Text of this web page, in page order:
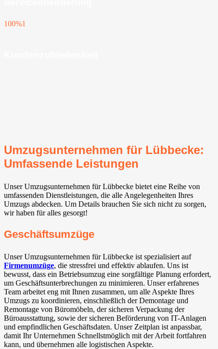
100%1
Umzugsunternehmen für Lübbecke:
Umfassende Leistungen
Unser Umzugsunternehmen für Lübbecke bietet eine Reihe von
umfassenden Dienstleistungen, die alle Angelegenheiten Ihres
Umzugs abdecken. Um Details brauchen Sie sich nicht zu sorgen,
wir haben für alles gesorgt!
Geschäftsumzüge
Unser Umzugsunternehmen für Lübbecke ist spezialisiert auf
Firmenumzüge, die stressfrei und effektiv ablaufen. Uns ist
bewusst, dass ein Betriebsumzug eine sorgfältige Planung erfordert,
um Geschäftsunterbrechungen zu minimieren. Unser erfahrenes
Team arbeitet eng mit Ihnen zusammen, um alle Aspekte Ihres
Umzugs zu koordinieren, einschließlich der Demontage und
Remontage von Büromöbeln, der sicheren Verpackung der
Büroausstattung, sowie der sicheren Beförderung von IT-Anlagen
und empfindlichen Geschäftsdaten. Unser Zeitplan ist anpassbar,
damit Ihr Unternehmen Schnellstmöglich mit der Arbeit fortfahren
kann, und übernehmen alle logistischen Aspekte.